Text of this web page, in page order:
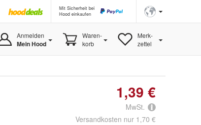
Mit Sicherheit bei
Hood einkaufen
Anmelden
Mein Hood
Waren-
korb
Merk-
zettel
1,39 €
MwSt.
Versandkosten nur 1,70 €